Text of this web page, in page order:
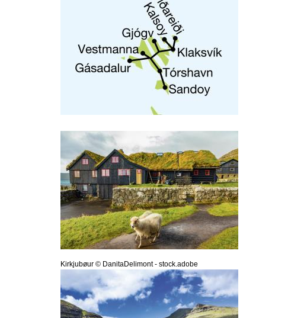
Kirkjubøur © DanitaDelimont - stock.adobe